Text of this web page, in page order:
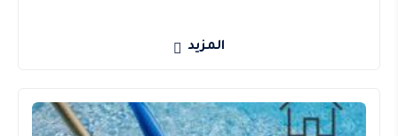
المزيد